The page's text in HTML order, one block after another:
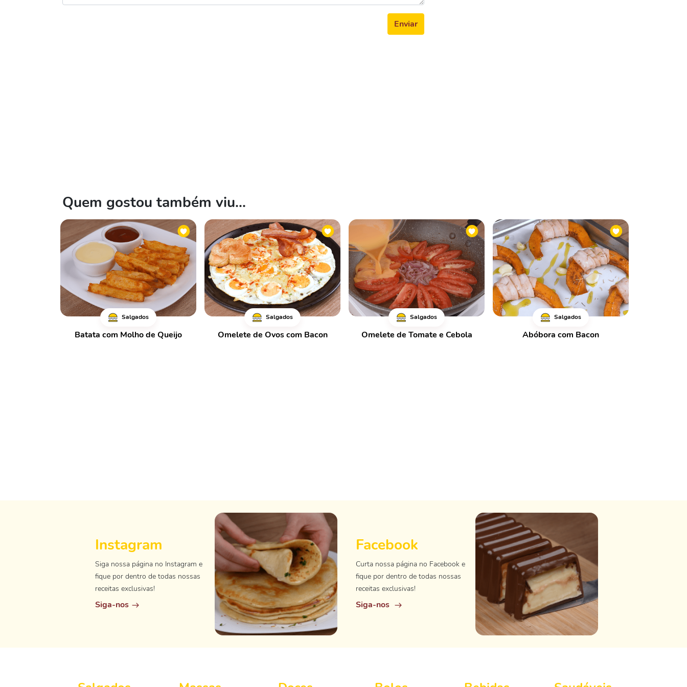
Enviar
Quem gostou também viu...
Salgados
Batata com Molho de Queijo
Salgados
Omelete de Ovos com Bacon
Salgados
Omelete de Tomate e Cebola
Salgados
Abóbora com Bacon
Instagram
Siga nossa página no Instagram e
fique por dentro de todas nossas
receitas exclusivas!
Siga-nos
Facebook
Curta nossa página no Facebook e
fique por dentro de todas nossas
receitas exclusivas!
Siga-nos